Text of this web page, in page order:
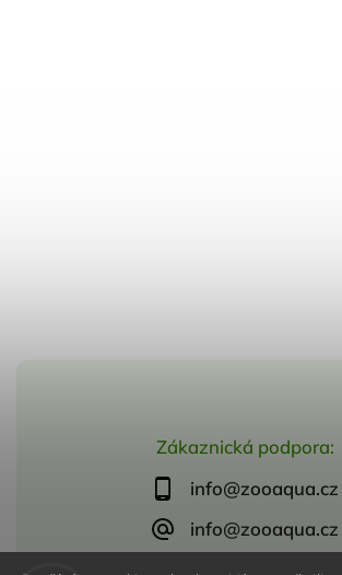
Zákaznická podpora:
info@zooaqua.cz
info@zooaqua.cz